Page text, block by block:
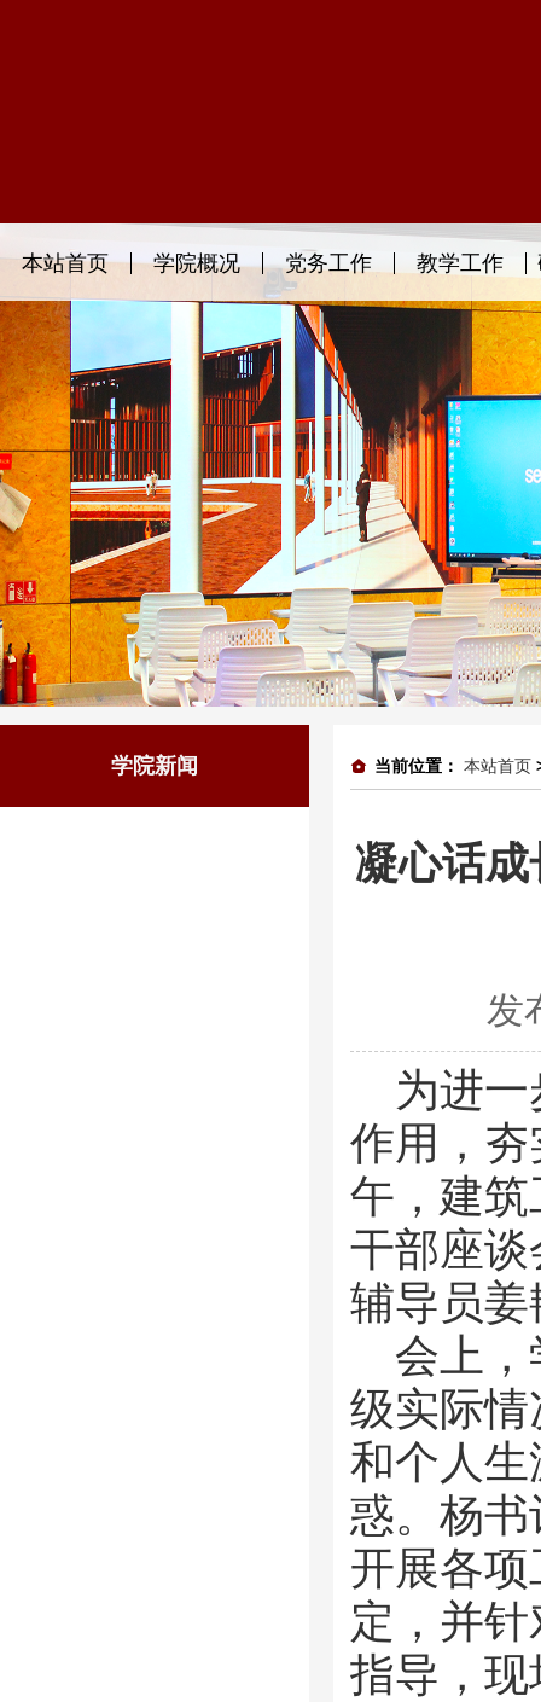
本站首页 学院概况 党务工作 教学工作
学院新闻 当前位置： 本站首页
凝心话
发
为进
作用，
午，建
干部座
辅导员
会上
级实际
和个人
惑。杨
开展各
定，并
指导，